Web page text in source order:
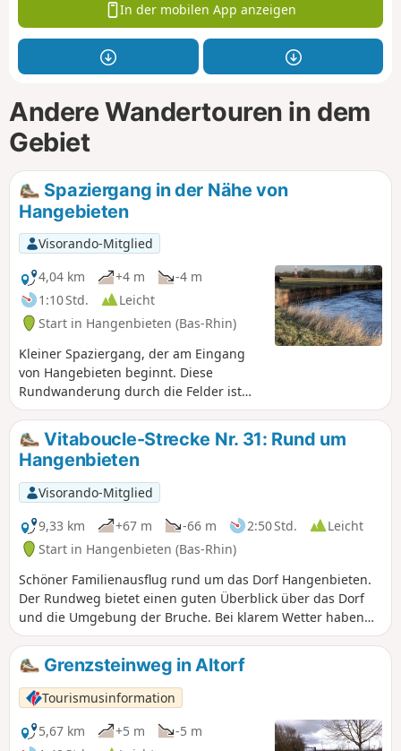
In der mobilen App anzeigen
Andere Wandertouren in dem
Gebiet
Spaziergang in der Nähe von
Hangebieten
Visorando-Mitglied
4,04 km
+4 m
-4 m
1:10 Std.
Leicht
Start in Hangenbieten (Bas-Rhin)
Kleiner Spaziergang, der am Eingang
von Hangebieten beginnt. Diese
Rundwanderung durch die Felder ist
ideal für Familien, jedoch aufgrund des
unebenen Geländes nicht mit einem
Kinderwagen befahrbar. In der sehr
heißen Jahreszeit sollte man diese
Route meiden, da sie sehr
sonnenexponiert ist. Achtung, ein Weg
scheint hinter (4) verschwunden zu sein,
siehe Bewertungen
Vitaboucle-Strecke Nr. 31: Rund um
Hangenbieten
Visorando-Mitglied
9,33 km
+67 m -66 m 2:50 Std.
Leicht
Start in Hangenbieten (Bas-Rhin)
Schöner Familienausflug rund um das Dorf Hangenbieten.
Der Rundweg bietet einen guten Überblick über das Dorf
und die Umgebung der Bruche. Bei klarem Wetter haben
Sie einen Panoramablick vom Schwarzwald bis nach
Obernai.Grenzsteinweg in Altorf
Tourismusinformation
5,67 km
+5 m
-5 m